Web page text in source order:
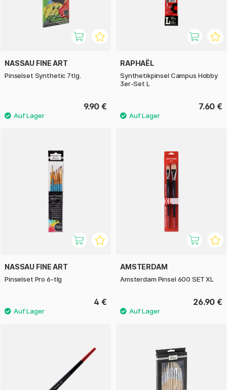
NASSAU FINE ART
Pinselset Synthetic 7tlg.
9.90 €
RAPHAËL
Synthetikpinsel Campus Hobby
3er-Set L
7.60 €
NASSAU FINE ART
Pinselset Pro 6-tlg
4 €
AMSTERDAM
Amsterdam Pinsel 600 SET XL
26.90 €